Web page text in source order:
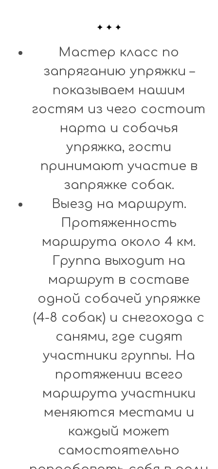
Мастер класс по
запряганию упряжки –
показываем нашим
гостям из чего состоит
нарта и собачья
упряжка, гости
принимают участие в
запряжке собак.
Выезд на маршрут.
Протяженность
маршрута около 4 км.
Группа выходит на
маршрут в составе
одной собачей упряжке
(4-8 собак) и снегохода с
санями, где сидят
участники группы. На
протяжении всего
маршрута участники
меняются местами и
каждый может
самостоятельно